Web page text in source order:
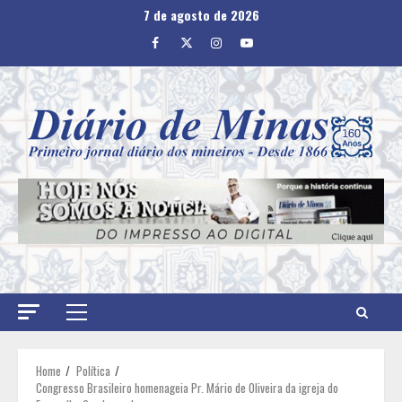
7 de agosto de 2026
Facebook
TwitterInstagram
Youtube
Primary
Home
Política
Congresso Brasileiro homenageia Pr. Mário de Oliveira da igreja do